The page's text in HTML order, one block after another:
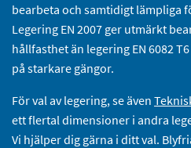
bearbeta och samtidigt lämpliga
Legering EN 2007 ger utmärkt
hållfasthet än legering EN 6082
på starkare gängor.
För val av legering, se även
ett flertal dimensioner i andra
Vi hjälper dig gärna i ditt val.